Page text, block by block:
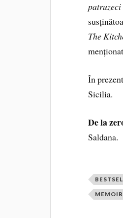
patruzeci
The
În
Sicilia.
De la
Saldana.
MEMOIR